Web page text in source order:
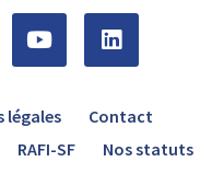
légales
Contact
RAFI-SF Nos statuts